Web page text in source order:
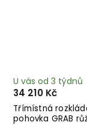
Třímístná
pohovka GRAB
U vás od 3 týdnů
34 210 Kč